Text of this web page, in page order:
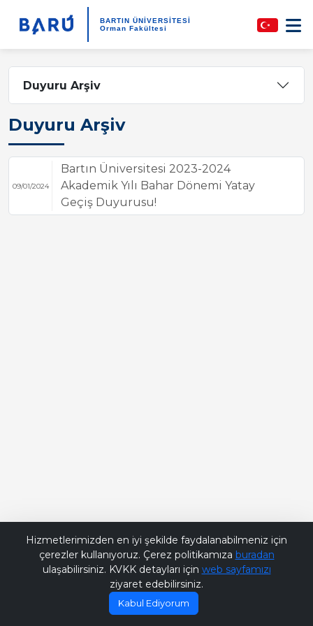
BARTIN ÜNİVERSİTESİ
Orman Fakültesi
Duyuru Arşiv
Duyuru Arşiv
09/01/2024
Bartın Üniversitesi 2023-2024
Akademik Yılı Bahar Dönemi Yatay
Geçiş Duyurusu!
Hizmetlerimizden en iyi şekilde faydalanabilmeniz için
çerezler kullanıyoruz. Çerez politikamıza buradan
ulaşabilirsiniz. KVKK detayları için web sayfamızı
ziyaret edebilirsiniz.
Kabul Ediyorum
Bana Soru Sor | Ask Me